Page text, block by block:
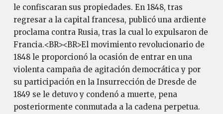
le confiscaran sus propiedades. En 1848, tras
regresar a la capital francesa, publicó una ardiente
proclama contra Rusia, tras la cual lo expulsaron de
Francia.<BR><BR>El movimiento revolucionario de
1848 le proporcionó la ocasión de entrar en una
violenta campaña de agitación democrática y por
su participación en la Insurrección de Dresde de
1849 se le detuvo y condenó a muerte, pena
posteriormente conmutada a la cadena perpetua.